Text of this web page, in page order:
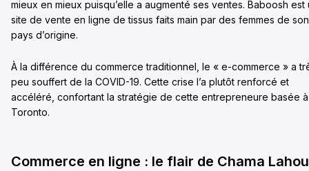
mieux en mieux puisqu’elle a augmenté ses ventes. Baboosh est
site de vente en ligne de tissus faits main par des femmes de son
pays d’origine.
À la différence du commerce traditionnel, le « e-commerce » a
peu souffert de la COVID-19. Cette crise l’a plutôt renforcé et
accéléré, confortant la stratégie de cette entrepreneure basée à
Toronto.
Commerce en ligne : le flair de Chama Lahou